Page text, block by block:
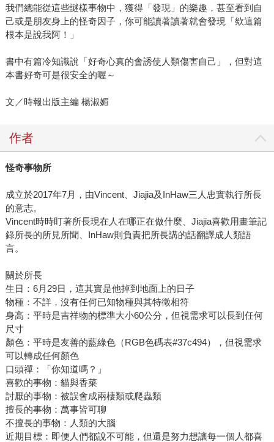
我們總能從這些謎樣事物中，獲得「發現」的樂趣，甚至看到自
己或是朋友身上的怪奇因子，你可能讀著讀著就會發現「欸這篇
根本是說我阿！」
書中有篇冷知識說「好奇心真的會誘使人類傷害自己」，但對這
本書好奇可是很安全的喔～
文／時報出版主編 楊淑媚
作者
怪奇事物所
成立於2017年7月，由Vincent、Jiajia及InHaw三人忠實執行所長
的意志。
Vincent時時盯著所長現在人在哪正在做什麼、Jiajia喜歡用畫筆記
錄所長的所見所聞、InHaw則負責把所長講的話翻譯成人類語
言。
關於所長
生日：6月29日，這其實是他掉到地面上的日子
物種：不詳，沒有任何已知物種與其特徵相符
身高：平時是吉祥物的標準大小60公分，但視需求可以長到任何
尺寸
顏色：平時是友善的藍綠色（RGB色碼表#37c494），但視需求
可以轉成任何顏色
口頭禪：「你知道嗎？」
喜歡的事物：貓與香菜
討厭的事物：被誤會成兩棲類或爬蟲類
擅長的事物：萬事皆可聊
不擅長的事物：人類的大腦
近期目標：即便人們都說不可能，但還是努力想讓每一個人都喜